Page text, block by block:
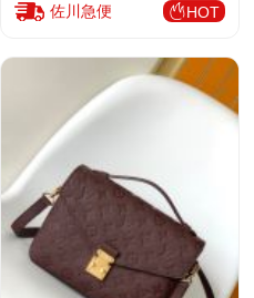
佐川急便 HOT